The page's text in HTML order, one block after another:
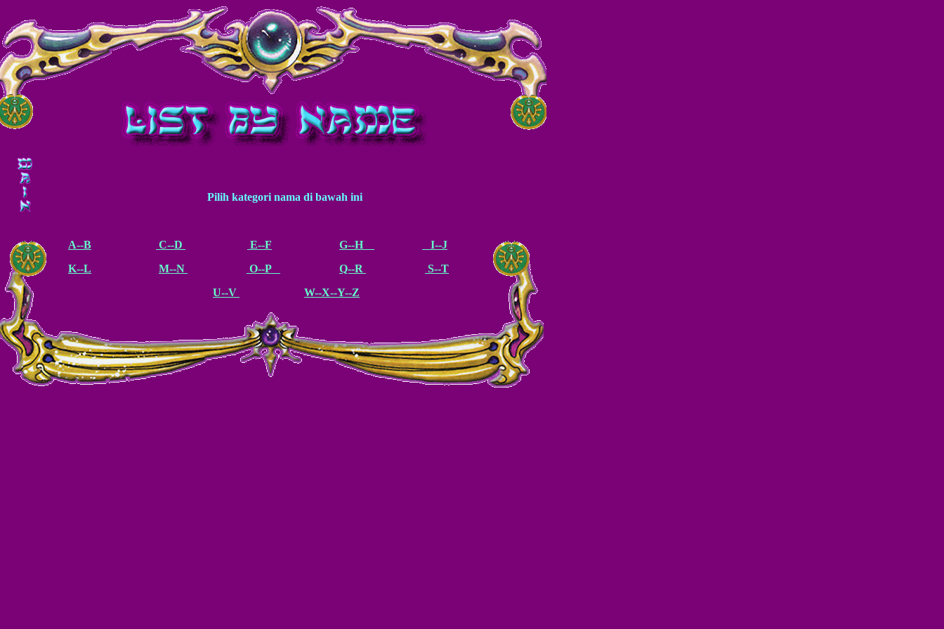
Pilih kategori nama di bawah ini
A--B C--D E--F G--H
I--J
K--L
M--N O--P Q--R
S--T
U--V
W--X--Y--Z